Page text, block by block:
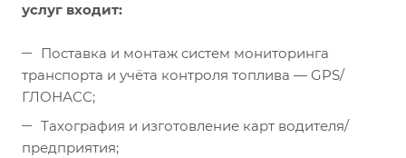
услуг входит:
Поставка и монтаж систем мониторинга
транспорта и учёта контроля топлива — GPS/
ГЛОНАСС;
Тахография и изготовление карт водителя/
предприятия;